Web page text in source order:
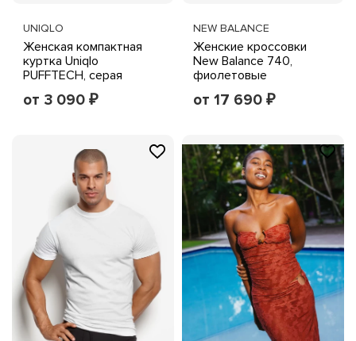
UNIQLO
Женская компактная
куртка Uniqlo
PUFFTECH, серая
от 3 090 ₽
NEW BALANCE
Женские кроссовки
New Balance 740,
фиолетовые
от 17 690 ₽